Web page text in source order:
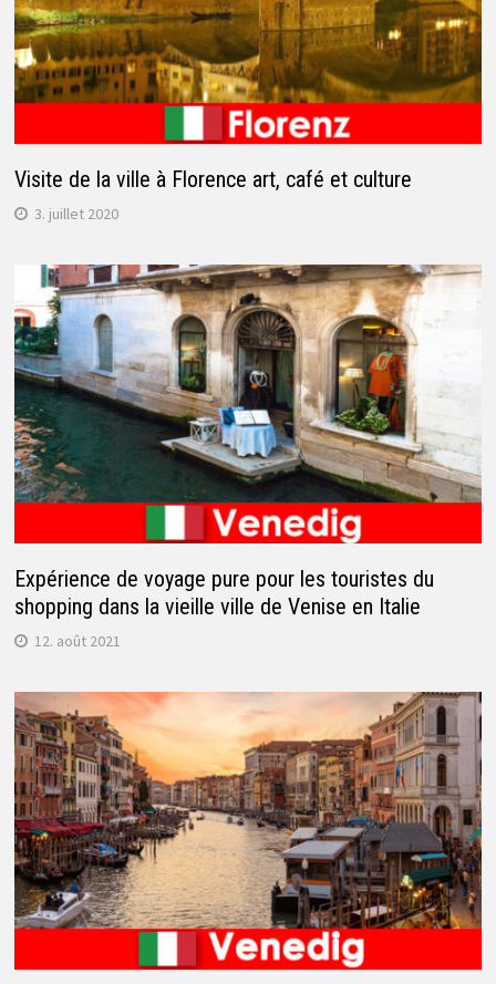
Visite de la ville à Florence art, café et culture
3. juillet 2020
Expérience de voyage pure pour les touristes du
shopping dans la vieille ville de Venise en Italie
12. août 2021